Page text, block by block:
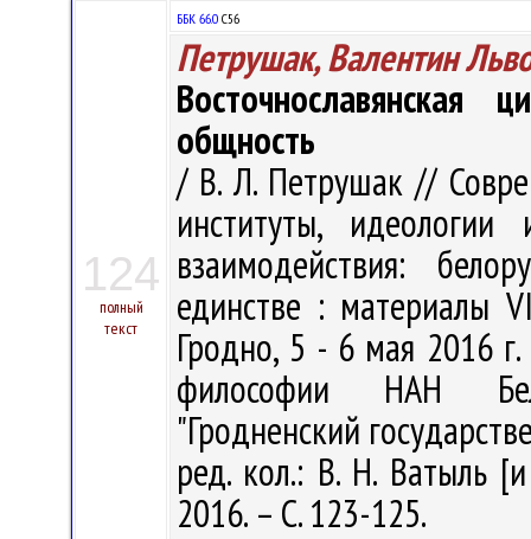
124
полный
текст
ББК 66.0 С56
Петрушак, Валентин
Восточнославянская
общность
/ В. Л. Петрушак //
институты, идеологии
взаимодействия:
единстве : материалы
Гродно, 5 - 6 мая 2016
философии НАН
"Гродненский
ред. кол.: В. Н. Ватыль
2016. – С. 123-125.